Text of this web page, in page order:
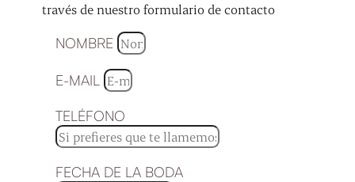
través de nuestro formulario de contacto
NOMBRE
E-MAIL
TELÉFONO
FECHA DE LA BODA